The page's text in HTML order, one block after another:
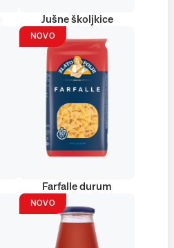
Jušne školjkice
NOVO
Farfalle durum
NOVO